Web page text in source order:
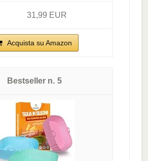
31,99 EUR
Acquista su Amazon
5